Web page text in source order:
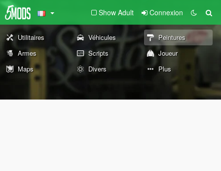
Show Adult Connexion
Utilitaires Véhicules
Peintures
Armes
Scripts
Joueur
Maps
Divers Plus